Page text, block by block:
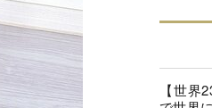
【世界